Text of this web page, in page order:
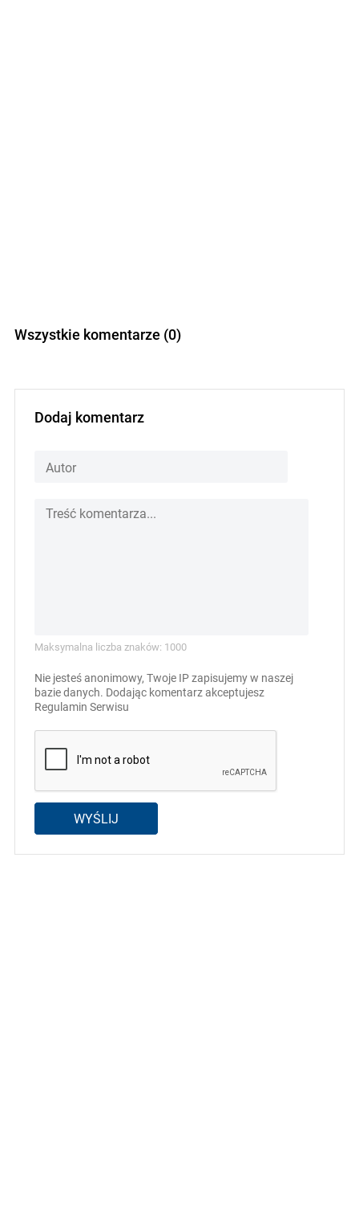
Wszystkie komentarze (0)
Dodaj komentarz
Maksymalna liczba znaków: 1000
Nie jesteś anonimowy, Twoje IP zapisujemy w naszej
bazie danych. Dodając komentarz akceptujesz
Regulamin Serwisu
WYŚLIJ